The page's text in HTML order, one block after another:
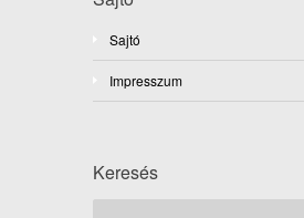
Sajtó
Impresszum
Keresés